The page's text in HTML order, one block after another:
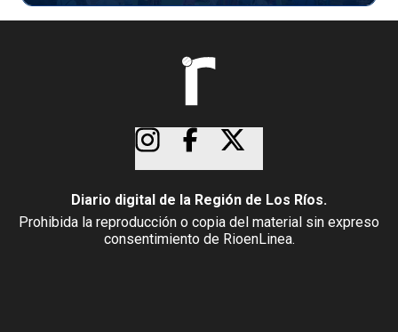
Diario digital de la Región de Los Ríos.
Prohibida la reproducción o copia del material sin expreso
consentimiento de RioenLinea.